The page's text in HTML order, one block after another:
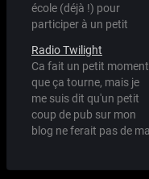
école (déjà !) pour
participer à un petit
Cette année, le thème est
"les anisongs" et dans sa
grande bonté, papa nyo
nous a filé quelques
idées. Moi ça va, j'en
avais déjà une, même si
Radio Twilight
Ca fait un petit moment
que ça tourne, mais je
me suis dit qu'un petit
coup de pub sur mon
blog ne ferait pas de